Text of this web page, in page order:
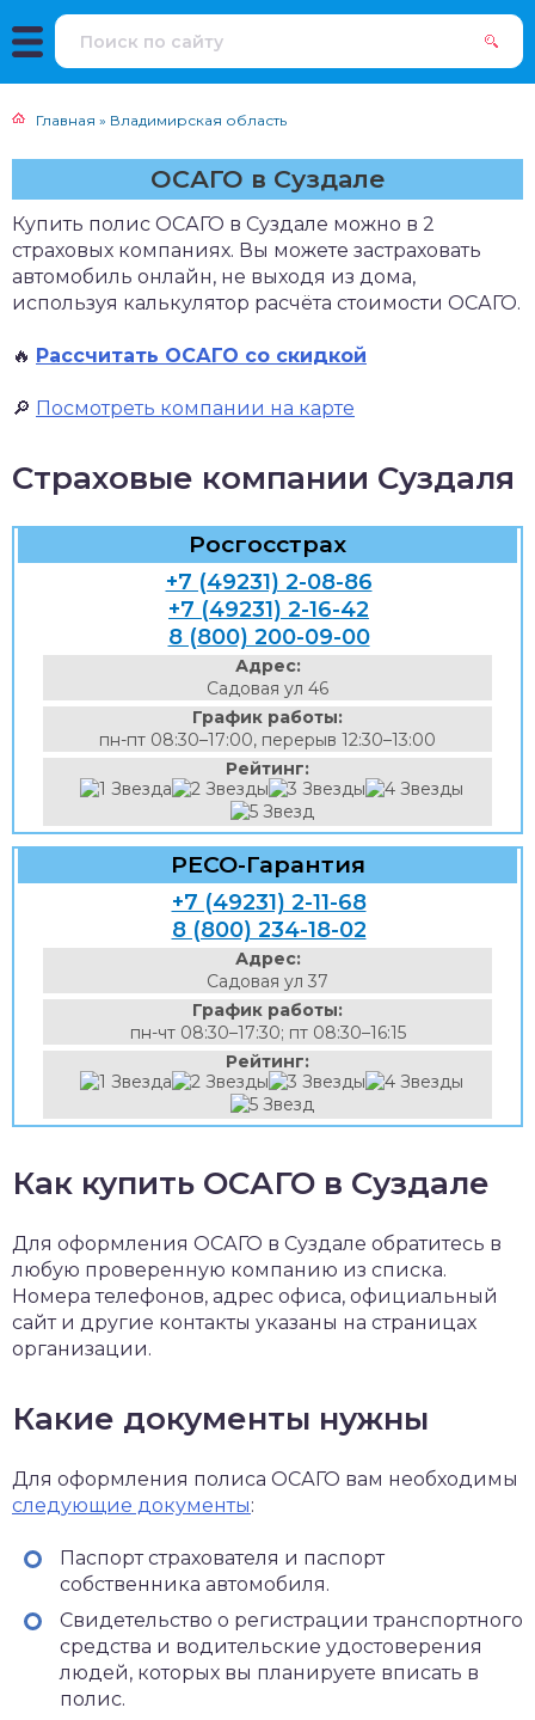
Главная » Владимирская область
ОСАГО в Суздале
Купить полис ОСАГО в Суздале можно в 2
страховых компаниях. Вы можете застраховать
автомобиль онлайн, не выходя из дома,
используя калькулятор расчёта стоимости ОСАГО.
🔥 Рассчитать ОСАГО со скидкой
🔎 Посмотреть компании на карте
Страховые компании Суздаля
Росгосстрах
+7 (49231) 2-08-86
+7 (49231) 2-16-42
8 (800) 200-09-00
Адрес:
Садовая ул 46
График работы:
пн-пт 08:30–17:00, перерыв 12:30–13:00
Рейтинг:
РЕСО-Гарантия
+7 (49231) 2-11-68
8 (800) 234-18-02
Адрес:
Садовая ул 37
График работы:
пн-чт 08:30–17:30; пт 08:30–16:15
Рейтинг:
Как купить ОСАГО в Суздале
Для оформления ОСАГО в Суздале обратитесь в
любую проверенную компанию из списка.
Номера телефонов, адрес офиса, официальный
сайт и другие контакты указаны на страницах
организации.
Какие документы нужны
Для оформления полиса ОСАГО вам необходимы
следующие документы:
Паспорт страхователя и паспорт
собственника автомобиля.
Свидетельство о регистрации транспортного
средства и водительские удостоверения
людей, которых вы планируете вписать в
полис.